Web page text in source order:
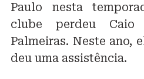
Paulo nesta
clube perdeu
Palmeiras. Neste ano,
deu uma assistência.